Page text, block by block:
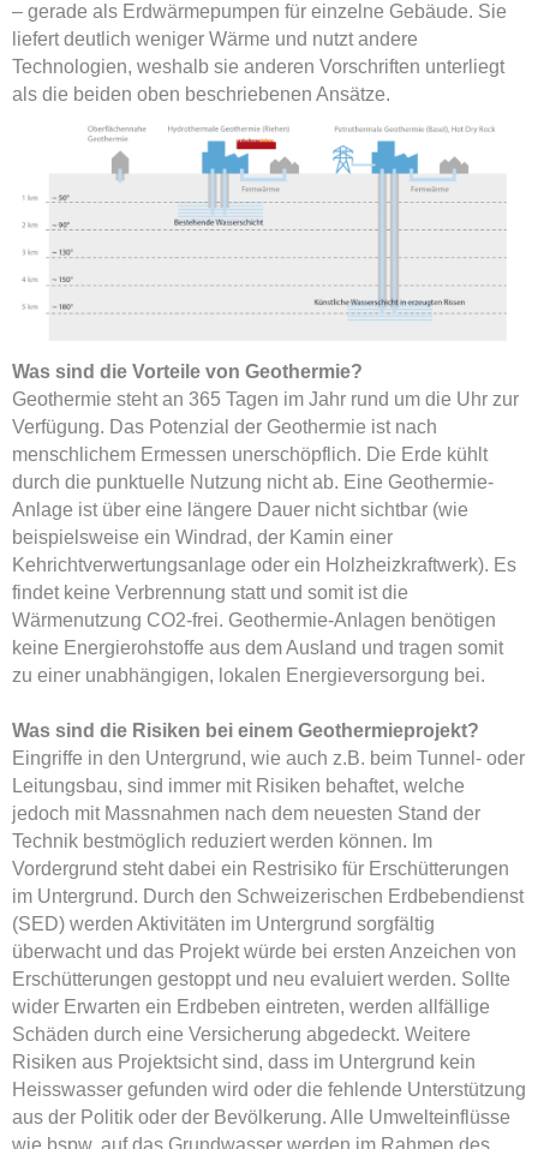
– gerade als Erdwärmepumpen für einzelne Gebäude. Sie
liefert deutlich weniger Wärme und nutzt andere
Technologien, weshalb sie anderen Vorschriften unterliegt
als die beiden oben beschriebenen Ansätze.
Was sind die Vorteile von Geothermie?
Geothermie steht an 365 Tagen im Jahr rund um die Uhr zur
Verfügung. Das Potenzial der Geothermie ist nach
menschlichem Ermessen unerschöpflich. Die Erde kühlt
durch die punktuelle Nutzung nicht ab. Eine Geothermie-
Anlage ist über eine längere Dauer nicht sichtbar (wie
beispielsweise ein Windrad, der Kamin einer
Kehrichtverwertungsanlage oder ein Holzheizkraftwerk). Es
findet keine Verbrennung statt und somit ist die
Wärmenutzung CO2-frei. Geothermie-Anlagen benötigen
keine Energierohstoffe aus dem Ausland und tragen somit
zu einer unabhängigen, lokalen Energieversorgung bei.
Was sind die Risiken bei einem Geothermieprojekt?
Eingriffe in den Untergrund, wie auch z.B. beim Tunnel- oder
Leitungsbau, sind immer mit Risiken behaftet, welche
jedoch mit Massnahmen nach dem neuesten Stand der
Technik bestmöglich reduziert werden können. Im
Vordergrund steht dabei ein Restrisiko für Erschütterungen
im Untergrund. Durch den Schweizerischen Erdbebendienst
(SED) werden Aktivitäten im Untergrund sorgfältig
überwacht und das Projekt würde bei ersten Anzeichen von
Erschütterungen gestoppt und neu evaluiert werden. Sollte
wider Erwarten ein Erdbeben eintreten, werden allfällige
Schäden durch eine Versicherung abgedeckt. Weitere
Risiken aus Projektsicht sind, dass im Untergrund kein
Heisswasser gefunden wird oder die fehlende Unterstützung
aus der Politik oder der Bevölkerung. Alle Umwelteinflüsse
wie bspw. auf das Grundwasser werden im Rahmen des